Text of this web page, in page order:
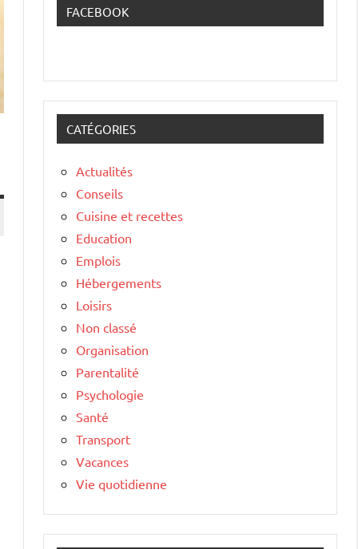
FACEBOOK
CATÉGORIES
Actualités
Conseils
Cuisine et recettes
Education
Emplois
Hébergements
Loisirs
Non classé
Organisation
Parentalité
Psychologie
Santé
Transport
Vacances
Vie quotidienne